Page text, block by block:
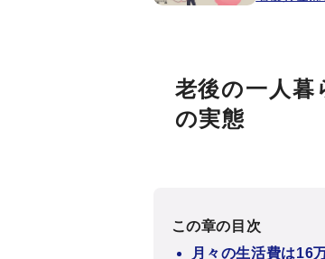
老後の一人暮
の実態
この章の目次
月々の生活費は16